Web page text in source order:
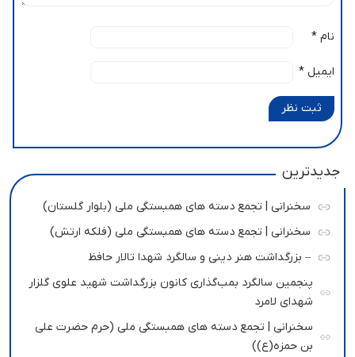
نام *
ایمیل *
ثبت نظر
جدیدترین
سخنرانی | تجمع دسته های همبستگی ملی (بلوار گلستان)
سخنرانی | تجمع دسته های همبستگی ملی (فلکه ارتش)
– بزرگداشت هنر دینی و سالگرد شهدا تالار حافظ
پنجمین سالگرد بمب‌گذاری کانون بزرگداشت شهید علوی گلزار
شهدای لامرد
سخنرانی | تجمع دسته های همبستگی ملی (حرم حضرت علی
بن حمزه(ع))